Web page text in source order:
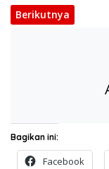
Berikutnya
Bagikan ini:
Facebook